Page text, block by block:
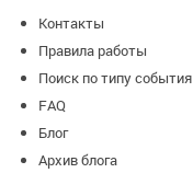
Контакты
Правила работы
Поиск по типу события
FAQ
Блог
Архив блога